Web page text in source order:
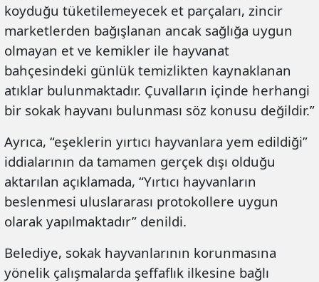
koyduğu tüketilemeyecek et parçaları, zincir
marketlerden bağışlanan ancak sağlığa uygun
olmayan et ve kemikler ile hayvanat
bahçesindeki günlük temizlikten kaynaklanan
atıklar bulunmaktadır. Çuvalların içinde herhangi
bir sokak hayvanı bulunması söz konusu değildir.”
Ayrıca, “eşeklerin yırtıcı hayvanlara yem edildiği”
iddialarının da tamamen gerçek dışı olduğu
aktarılan açıklamada, “Yırtıcı hayvanların
beslenmesi uluslararası protokollere uygun
olarak yapılmaktadır” denildi.
Belediye, sokak hayvanlarının korunmasına
yönelik çalışmalarda şeffaflık ilkesine bağlı